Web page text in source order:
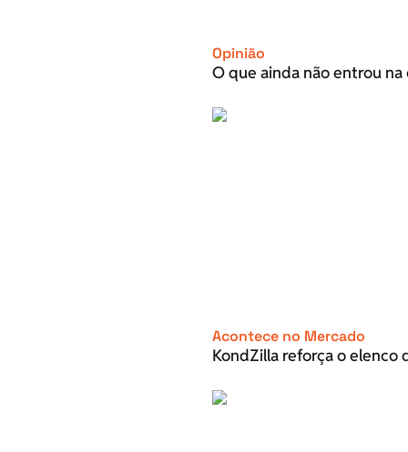
Opinião
O que ainda não entrou
Acontece no Mercado
KondZilla reforça o elenco